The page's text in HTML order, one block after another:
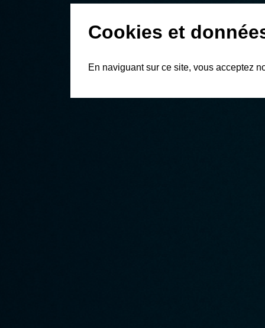
Cookies et
En naviguant sur ce site, vous acceptez